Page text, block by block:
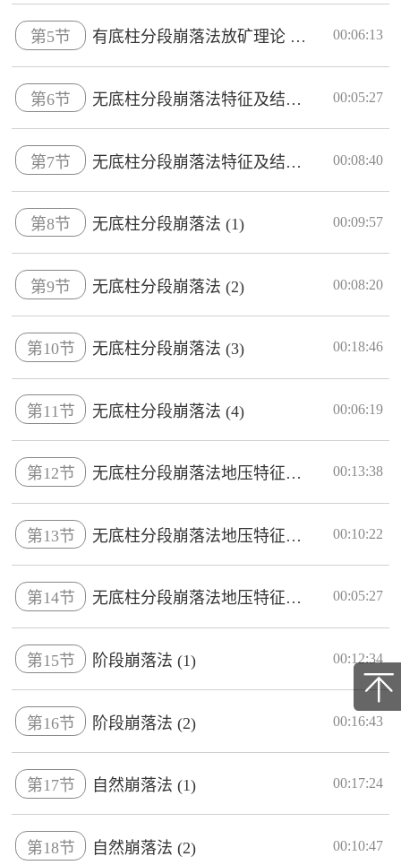
第5节 有底柱分段崩落法放矿理论 (2)... 00:06:13
第6节 无底柱分段崩落法特征及结构参数... 00:05:27
第7节 无底柱分段崩落法特征及结构参数... 00:08:40
第8节 无底柱分段崩落法 (1) 00:09:57
第9节 无底柱分段崩落法 (2) 00:08:20
第10节 无底柱分段崩落法 (3) 00:18:46
第11节 无底柱分段崩落法 (4) 00:06:19
第12节 无底柱分段崩落法地压特征及评价... 00:13:38
第13节 无底柱分段崩落法地压特征及评价... 00:10:22
第14节 无底柱分段崩落法地压特征及评价... 00:05:27
第15节 阶段崩落法 (1) 00:12:34
第16节 阶段崩落法 (2) 00:16:43
第17节 自然崩落法 (1) 00:17:24
第18节 自然崩落法 (2) 00:10:47